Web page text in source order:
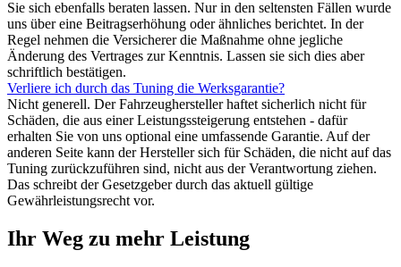
Sie sich ebenfalls beraten lassen. Nur in den seltensten Fällen wurde
uns über eine Beitragserhöhung oder ähnliches berichtet. In der
Regel nehmen die Versicherer die Maßnahme ohne jegliche
Änderung des Vertrages zur Kenntnis. Lassen sie sich dies aber
schriftlich bestätigen.
Verliere ich durch das Tuning die Werksgarantie?
Nicht generell. Der Fahrzeughersteller haftet sicherlich nicht für
Schäden, die aus einer Leistungssteigerung entstehen - dafür
erhalten Sie von uns optional eine umfassende Garantie. Auf der
anderen Seite kann der Hersteller sich für Schäden, die nicht auf das
Tuning zurückzuführen sind, nicht aus der Verantwortung ziehen.
Das schreibt der Gesetzgeber durch das aktuell gültige
Gewährleistungsrecht vor.
Ihr Weg zu mehr Leistung